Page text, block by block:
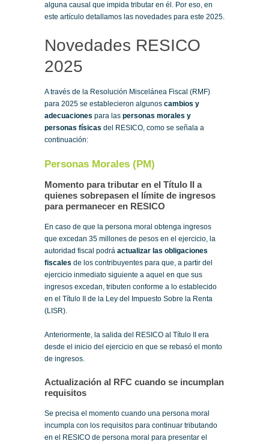
alguna causal que impida tributar en él. Por eso, en
este artículo detallamos las novedades para este 2025.
Novedades RESICO
2025
A través de la Resolución Miscelánea Fiscal (RMF)
para 2025 se establecieron algunos cambios y
adecuaciones para las personas morales y
personas físicas del RESICO, como se señala a
continuación:
Personas Morales (PM)
Momento para tributar en el Título II a
quienes sobrepasen el límite de ingresos
para permanecer en RESICO
En caso de que la persona moral obtenga ingresos
que excedan 35 millones de pesos en el ejercicio, la
autoridad fiscal podrá actualizar las obligaciones
fiscales de los contribuyentes para que, a partir del
ejercicio inmediato siguiente a aquel en que sus
ingresos excedan, tributen conforme a lo establecido
en el Título II de la Ley del Impuesto Sobre la Renta
(LISR).
Anteriormente, la salida del RESICO al Título II era
desde el inicio del ejercicio en que se rebasó el monto
de ingresos.
Actualización al RFC cuando se incumplan
requisitos
Se precisa el momento cuando una persona moral
incumpla con los requisitos para continuar tributando
en el RESICO de persona moral para presentar el